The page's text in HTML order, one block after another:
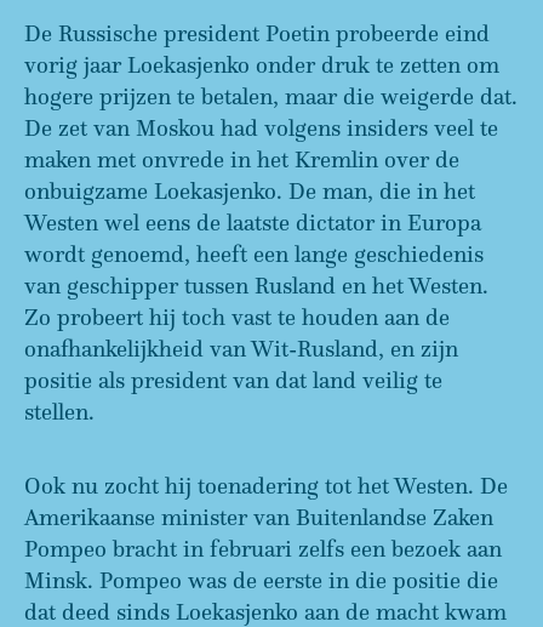
De Russische president Poetin probeerde eind
vorig jaar Loekasjenko onder druk te zetten om
hogere prijzen te betalen, maar die weigerde dat.
De zet van Moskou had volgens insiders veel te
maken met onvrede in het Kremlin over de
onbuigzame Loekasjenko. De man, die in het
Westen wel eens de laatste dictator in Europa
wordt genoemd, heeft een lange geschiedenis
van geschipper tussen Rusland en het Westen.
Zo probeert hij toch vast te houden aan de
onafhankelijkheid van Wit-Rusland, en zijn
positie als president van dat land veilig te
stellen.
Ook nu zocht hij toenadering tot het Westen. De
Amerikaanse minister van Buitenlandse Zaken
Pompeo bracht in februari zelfs een bezoek aan
Minsk. Pompeo was de eerste in die positie die
dat deed sinds Loekasjenko aan de macht kwam